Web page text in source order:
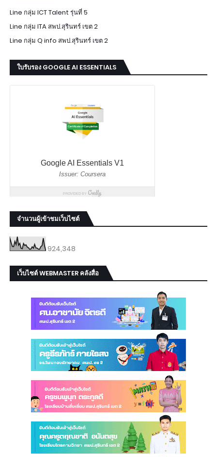
Line กลุ่ม ICT Talent รุ่นที่ 5
Line กลุ่ม ITA สพป.สุรินทร์ เขต 2
Line กลุ่ม Q info สพป.สุรินทร์ เขต 2
ใบรับรอง GOOGLE AI ESSENTIALS
จำนวนผู้เข้าชมเว็บไซต์
924,348
เว็บไซต์ WEBMASTER คลังสื่อ